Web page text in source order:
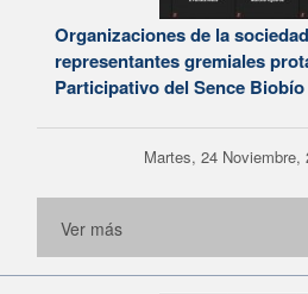
Organizaciones de la
representantes gremiales
Participativo del Sence Biobío
Martes, 24 Noviembre,
Ver más